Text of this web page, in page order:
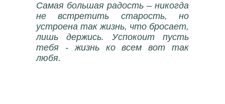
Самая большая радость – никогда
не встретить старость, но
устроена так жизнь, что бросает,
лишь держись. Успокоит пусть
тебя - жизнь ко всем вот так
любя.